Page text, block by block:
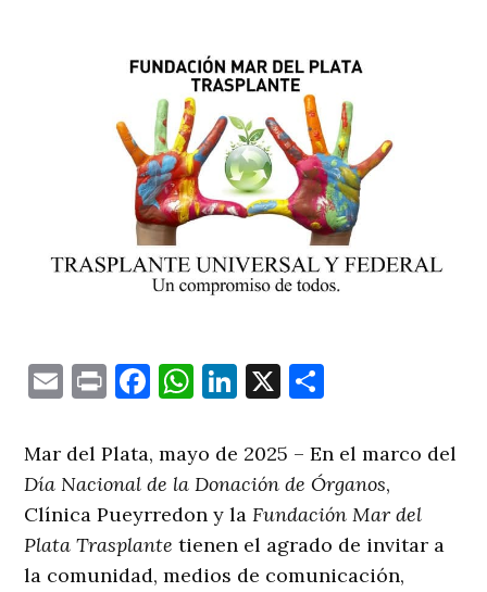
EmailPrintFacebook
WhatsApp
LinkedIn
X
Mar del Plata, mayo de 2025 – En el marco del
Día Nacional de la Donación de Órganos,
Clínica Pueyrredon y laFundación Mar del
Plata Trasplante tienen el agrado de invitar a
la comunidad, medios de comunicación,